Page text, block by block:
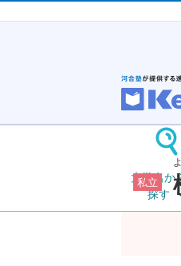
大学名か
探す
私立